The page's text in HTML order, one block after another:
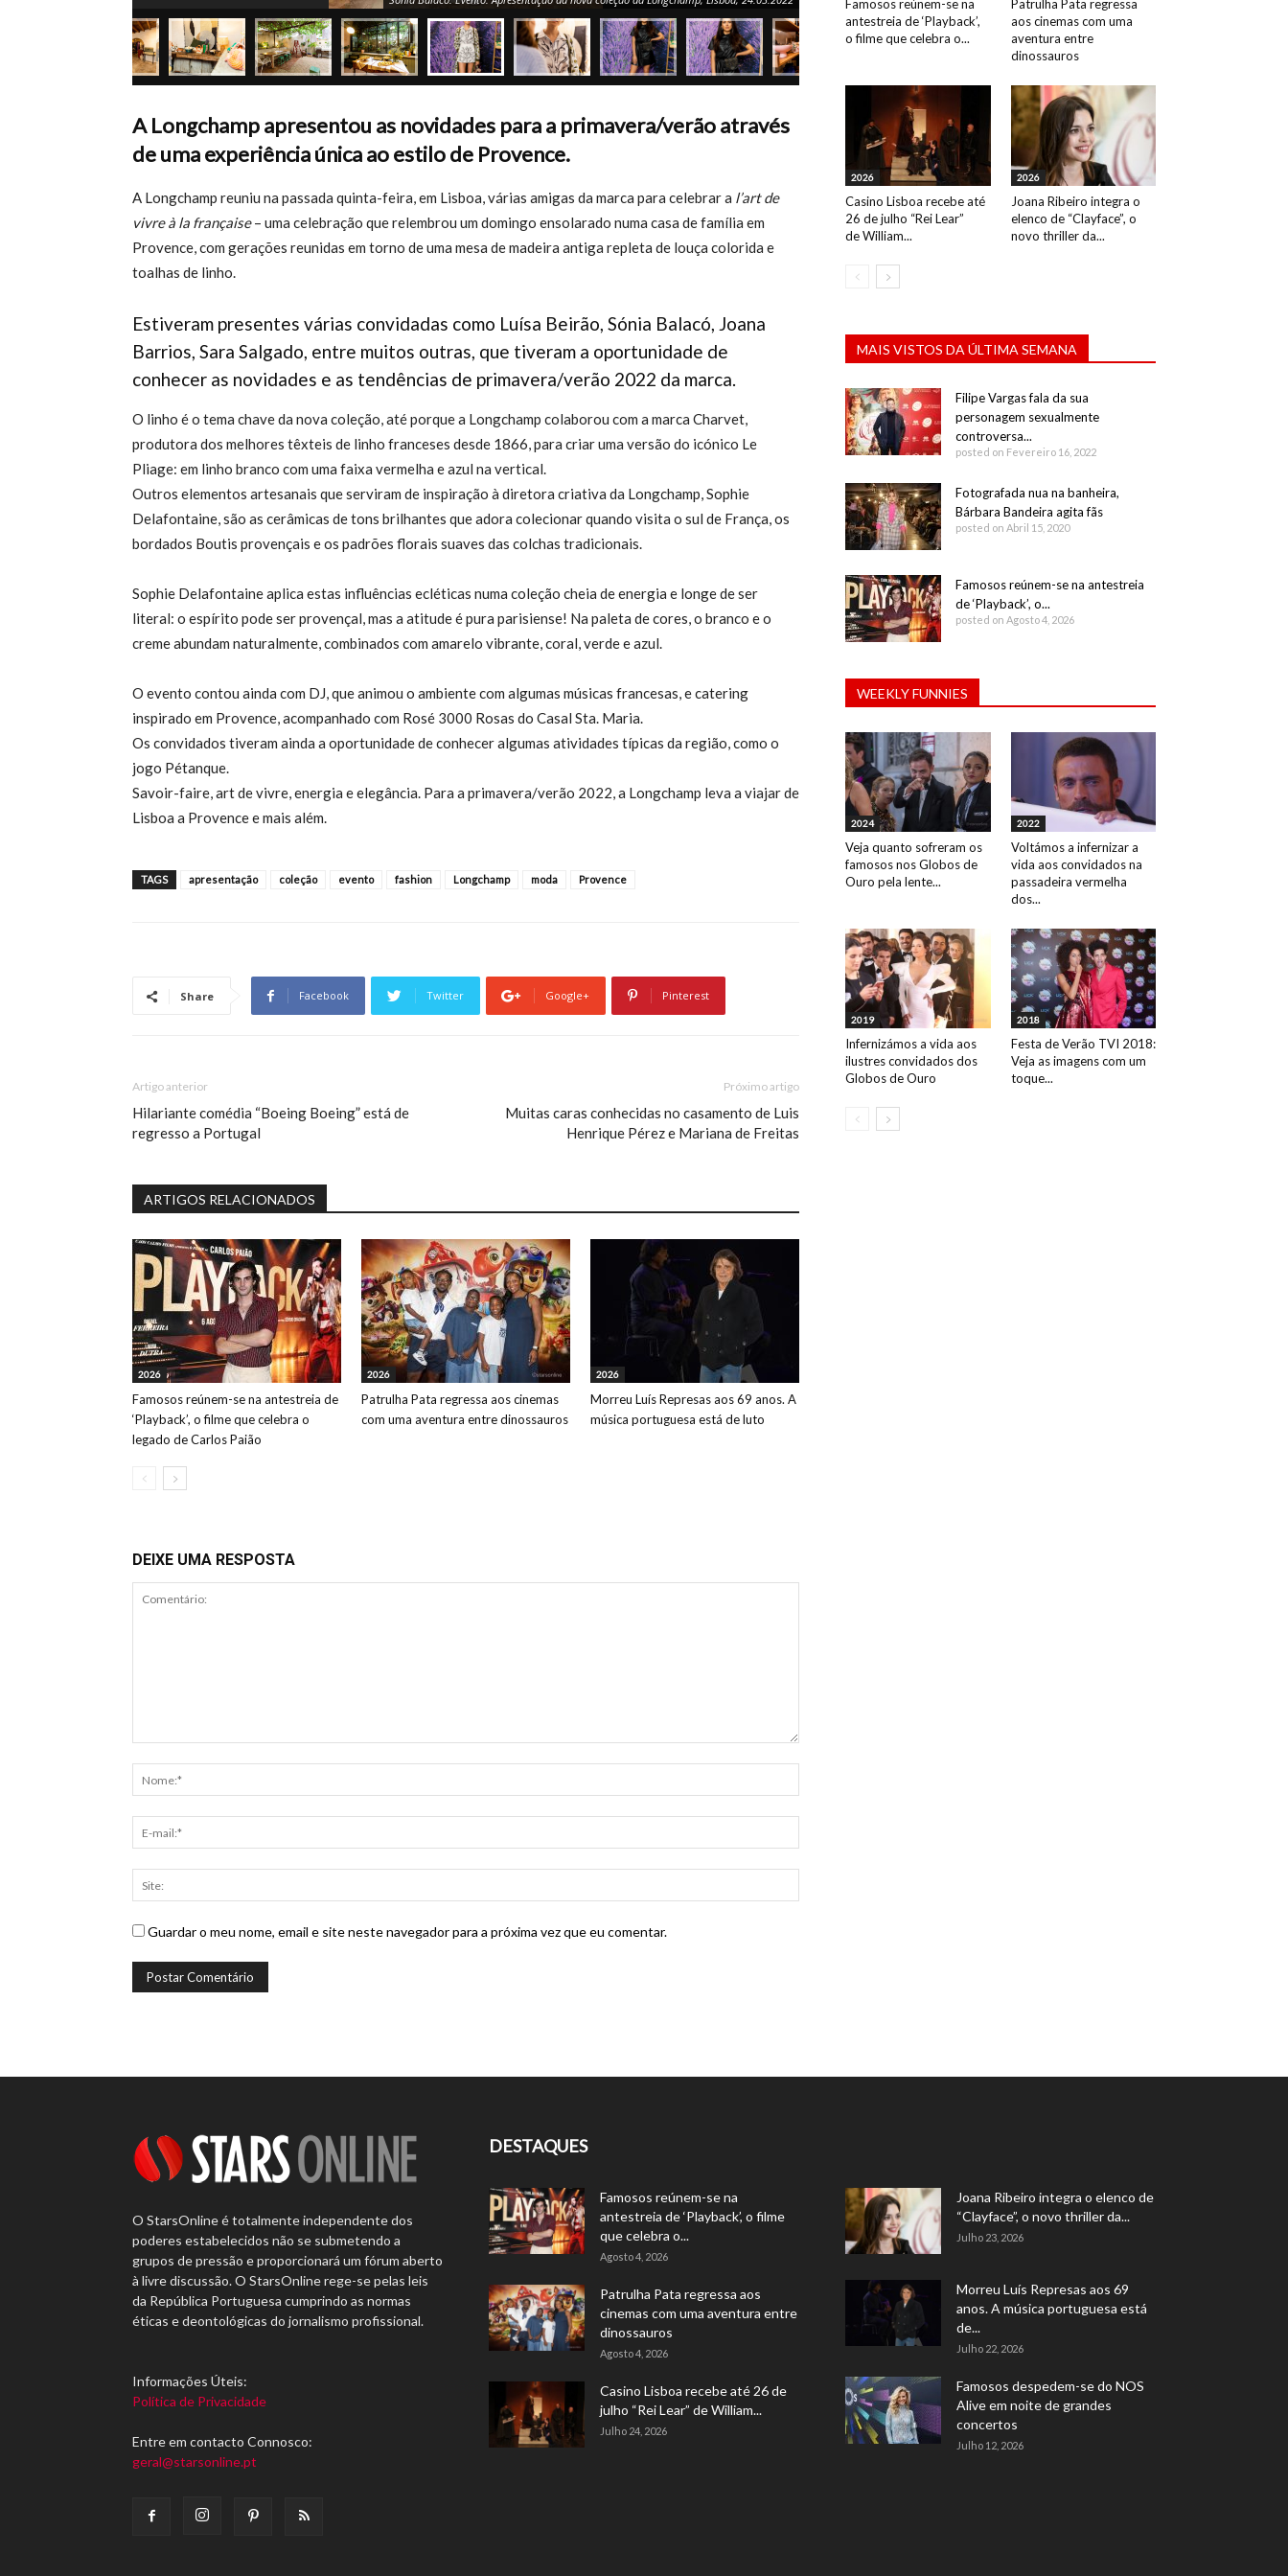
A Longchamp apresentou as novidades para a primavera/verão através
de uma experiência única ao estilo de Provence.
A Longchamp reuniu na passada quinta-feira, em Lisboa, várias amigas da marca para celebrar a l’art de
vivre à la française– uma celebração que relembrou um domingo ensolarado numa casa de família em
Provence, com gerações reunidas em torno de uma mesa de madeira antiga repleta de louça colorida e
toalhas de linho.
Estiveram presentes várias convidadas como Luísa Beirão, Sónia Balacó, Joana
Barrios, Sara Salgado, entre muitos outras, que tiveram a oportunidade de
conhecer as novidades e as tendências de primavera/verão 2022 da marca.
O linho é o tema chave da nova coleção, até porque a Longchamp colaborou com a marca Charvet,
produtora dos melhores têxteis de linho franceses desde 1866, para criar uma versão do icónico Le
Pliage: em linho branco com uma faixa vermelha e azul na vertical.
Outros elementos artesanais que serviram de inspiração à diretora criativa da Longchamp, Sophie
Delafontaine, são as cerâmicas de tons brilhantes que adora colecionar quando visita o sul de França, os
bordados Boutis provençais e os padrões florais suaves das colchas tradicionais.
Sophie Delafontaine aplica estas influências ecléticas numa coleção cheia de energia e longe de ser
literal: o espírito pode ser provençal, mas a atitude é pura parisiense! Na paleta de cores, o branco e o
creme abundam naturalmente, combinados com amarelo vibrante, coral, verde e azul.
O evento contou ainda com DJ, que animou o ambiente com algumas músicas francesas, e catering
inspirado em Provence, acompanhado com Rosé 3000 Rosas do Casal Sta. Maria.
Os convidados tiveram ainda a oportunidade de conhecer algumas atividades típicas da região, como o
jogo Pétanque.
Savoir-faire, art de vivre, energia e elegância. Para a primavera/verão 2022, a Longchamp leva a viajar de
Lisboa a Provence e mais além.
TAGS apresentação coleção evento fashion Longchamp moda Provence
Share Facebook Twitter Google+ Pinterest
Artigo anterior
Hilariante comédia “Boeing Boeing” está de
regresso a Portugal
Próximo artigo
Muitas caras conhecidas no casamento de Luis
Henrique Pérez e Mariana de Freitas
ARTIGOS RELACIONADOS
2026
Famosos reúnem-se na antestreia de
‘Playback’, o filme que celebra o
legado de Carlos Paião
2026
Patrulha Pata regressa aos cinemas
com uma aventura entre dinossauros
2026
Morreu Luís Represas aos 69 anos. A
música portuguesa está de luto
DEIXE UMA RESPOSTA
Guardar o meu nome, email e site neste navegador para a próxima vez que eu comentar.
Famosos reúnem-se na
antestreia de ‘Playback’,
o filme que celebra o...
Patrulha Pata regressa
aos cinemas com uma
aventura entre
dinossauros
2026
Casino Lisboa recebe até
26 de julho “Rei Lear”
de William...
2026
Joana Ribeiro integra o
elenco de “Clayface”, o
novo thriller da...
MAIS VISTOS DA ÚLTIMA SEMANA
Filipe Vargas fala da sua
personagem sexualmente
controversa...
posted on Fevereiro 16, 2022
Fotografada nua na banheira,
Bárbara Bandeira agita fãs
posted on Abril 15, 2020
Famosos reúnem-se na antestreia
de ‘Playback’, o...
posted on Agosto 4, 2026
WEEKLY FUNNIES
2024
Veja quanto sofreram os
famosos nos Globos de
Ouro pela lente...
2022
Voltámos a infernizar a
vida aos convidados na
passadeira vermelha
dos...
2019
Infernizámos a vida aos
ilustres convidados dos
Globos de Ouro
2018
Festa de Verão TVI 2018:
Veja as imagens com um
toque...
O StarsOnline é totalmente independente dos
poderes estabelecidos não se submetendo a
grupos de pressão e proporcionará um fórum aberto
à livre discussão. O StarsOnline rege-se pelas leis
da República Portuguesa cumprindo as normas
éticas e deontológicas do jornalismo profissional.
Informações Úteis:
Política de Privacidade
Entre em contacto Connosco:
geral@starsonline.pt
DESTAQUES
Famosos reúnem-se na
antestreia de ‘Playback’, o filme
que celebra o...
Agosto 4, 2026
Patrulha Pata regressa aos
cinemas com uma aventura entre
dinossauros
Agosto 4, 2026
Casino Lisboa recebe até 26 de
julho “Rei Lear” de William...
Julho 24, 2026
Joana Ribeiro integra o elenco de
“Clayface”, o novo thriller da...
Julho 23, 2026
Morreu Luís Represas aos 69
anos. A música portuguesa está
de...
Julho 22, 2026
Famosos despedem-se do NOS
Alive em noite de grandes
concertos
Julho 12, 2026